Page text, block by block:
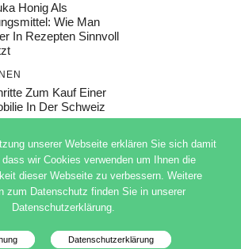
Honig Als
Wie Man
In Rezepten Sinnvoll
Zum Kauf Einer
In Der Schweiz
© 2026 ADSIMPLE
unserer Webseite erklären Sie sich damit
wir Cookies verwenden um Ihnen die
dieser Webseite zu verbessern. Weitere
zum Datenschutz finden Sie in unserer
Datenschutzerklärung.
Datenschutzerklärung
Datenschutzinfo
Deutsch